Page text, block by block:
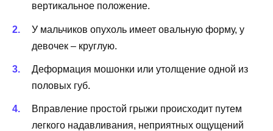
вертикальное положение.
У мальчиков опухоль имеет овальную форму, у
девочек – круглую.
Деформация мошонки или утолщение одной из
половых губ.
Вправление простой грыжи происходит путем
легкого надавливания, неприятных ощущений